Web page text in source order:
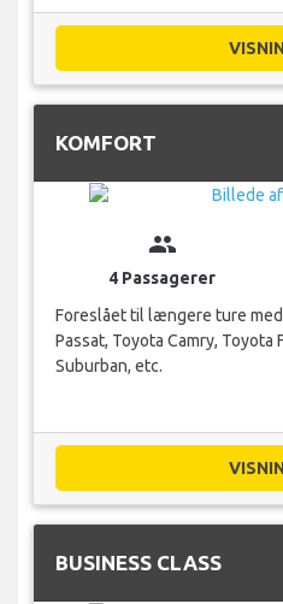
KOMFORT
group
4 Passagerer
Foreslået til længere ture
Passat, Toyota Camry, Toyota
Suburban, etc.
BUSINESS CLASS